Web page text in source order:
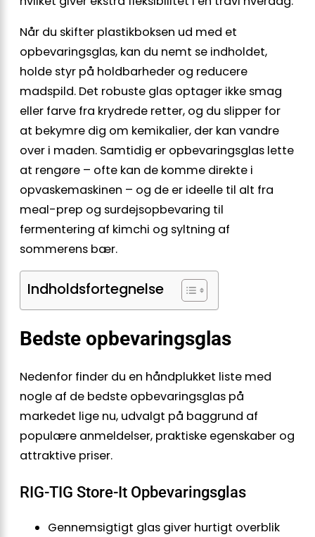
Når du skifter plastikboksen ud med et
opbevaringsglas, kan du nemt se indholdet,
holde styr på holdbarheder og reducere
madspild. Det robuste glas optager ikke smag
eller farve fra krydrede retter, og du slipper for
at bekymre dig om kemikalier, der kan vandre
over i maden. Samtidig er opbevaringsglas lette
at rengøre – ofte kan de komme direkte i
opvaskemaskinen – og de er ideelle til alt fra
meal-prep og surdejsopbevaring til
fermentering af kimchi og syltning af
sommerens bær.
Indholdsfortegnelse
Bedste opbevaringsglas
Nedenfor finder du en håndplukket liste med
nogle af de bedste opbevaringsglas på
markedet lige nu, udvalgt på baggrund af
populære anmeldelser, praktiske egenskaber og
attraktive priser.
RIG-TIG Store-It Opbevaringsglas
Gennemsigtigt glas giver hurtigt overblik